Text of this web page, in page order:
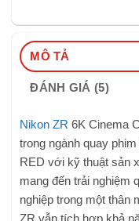
MÔ TẢ
ĐÁNH GIÁ (5)
Nikon ZR 6K Cinema
trong ngành quay
RED với kỹ thuật sản
mang đến trải nghiệm
nghiệp trong một thân